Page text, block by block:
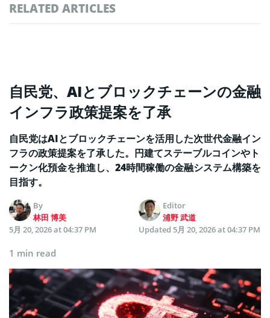
RELATED ARTICLES
自民党、AIとブロックチェーンの金融
インフラ政策提案を了承
自民党はAIとブロックチェーンを活用した次世代金融イン
フラの政策提案を了承した。円建てステーブルコインやト
ークン化預金を推進し、24時間稼働の金融システム構築を
目指す。
By
林田 博美
Editor
浦野 武道
5月 20, 2026 at 04:37 PM
Updated 5月 20, 2026 at 04:37 PM
1 min read